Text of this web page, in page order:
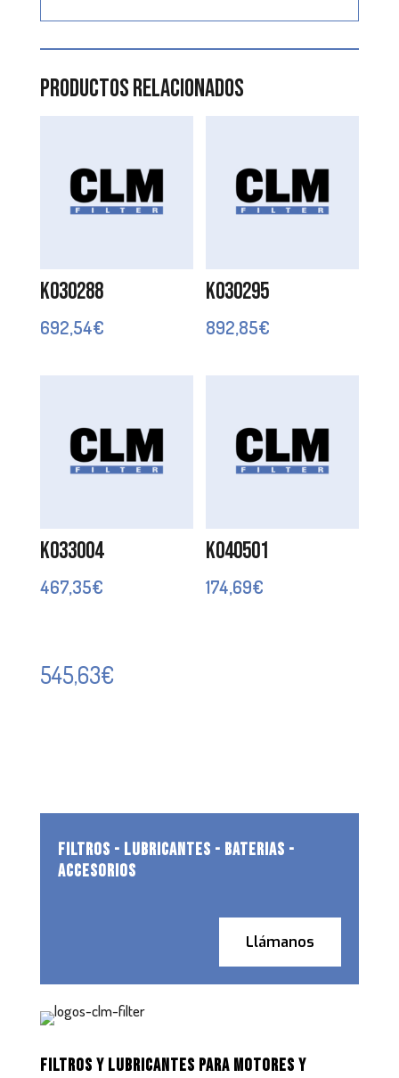
Productos relacionados
K030288
692,54€
K030295
892,85€
K033004
467,35€
K040501
174,69€
545,63€
FILTROS - LUBRICANTES - BATERIAS -
ACCESORIOS
Llámanos
FILTROS Y LUBRICANTES PARA MOTORES Y